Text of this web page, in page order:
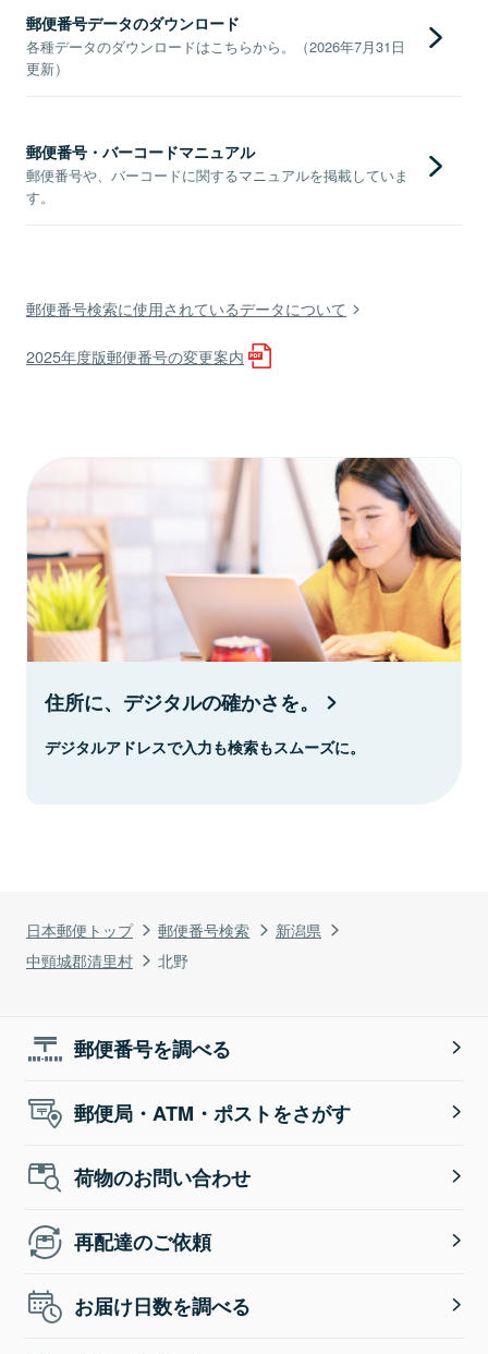
日本郵便トップ 郵便番号検索
新潟県
中頸城郡清里村
北野
郵便番号データのダウンロード
各種データのダウンロードはこちらから。（2026年7月31日
更新）
郵便番号・バーコードマニュアル
郵便番号や、バーコードに関するマニュアルを掲載していま
す。
郵便番号検索に使用されているデータについて
2025年度版郵便番号の変更案内
住所に、デジタルの確かさを。
デジタルアドレスで入力も検索もスムーズに。
郵便番号を調べる
郵便局・ATM・ポストをさがす
荷物のお問い合わせ
再配達のご依頼
お届け日数を調べる